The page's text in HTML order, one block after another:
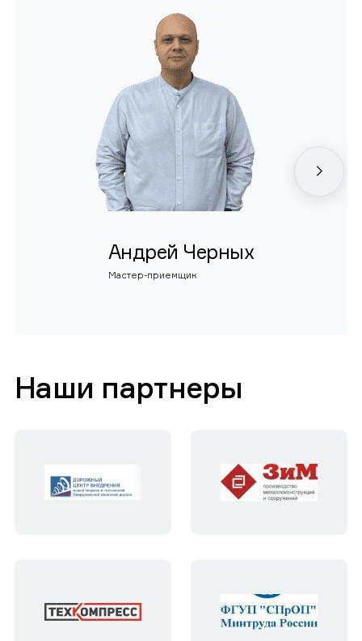
Андрей Черных
Мастер-приемщик
Наши партнеры